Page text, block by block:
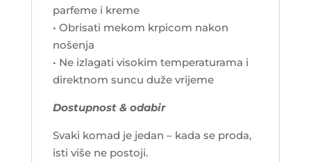
parfeme i kreme
• Obrisati mekom krpicom nakon
nošenja
• Ne izlagati visokim temperaturama i
direktnom suncu duže vrijeme
Dostupnost & odabir
Svaki komad je jedan – kada se proda,
isti više ne postoji.